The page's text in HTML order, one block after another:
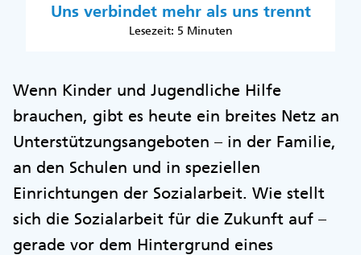
Uns verbindet mehr als uns trennt
Lesezeit: 5 Minuten
Wenn Kinder und Jugendliche Hilfe
brauchen, gibt es heute ein breites Netz an
Unterstützungsangeboten – in der Familie,
an den Schulen und in speziellen
Einrichtungen der Sozialarbeit. Wie stellt
sich die Sozialarbeit für die Zukunft auf –
gerade vor dem Hintergrund eines